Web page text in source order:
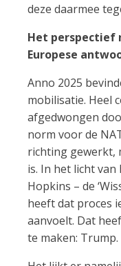
deze daarmee
Het perspectief
Europese
Anno 2025
mobilisatie. Heel
afgedwongen
norm voor de
richting gewerkt,
is. In het licht
Hopkins – de
heeft dat proces
aanvoelt. Dat
te maken: Trump.